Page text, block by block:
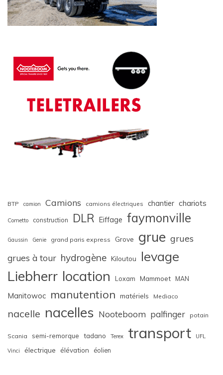
BTP camion Camions camions électriques chantier chariots
Cometto construction DLR Eiffage faymonville
Gaussin Genie grand paris express Grove grue grues
grues à tour hydrogène Kiloutou levage
Liebherr location Loxam Mammoet MAN
Manitowoc manutention matériels Mediaco
nacelle nacelles Nooteboom palfinger potain
Scania semi-remorque tadano Terex transport UFL
Vinci électrique élévation éolien